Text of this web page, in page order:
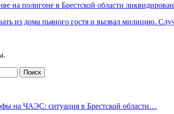
на полигоне в Брестской области ликвидирован
из дома пьяного гостя и вызвал милицию.
на ЧАЭС: ситуация в Брестской области…